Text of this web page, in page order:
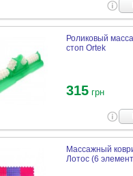
Роликовый
стоп Ortek
315 грн
Массажный
Лотос (6